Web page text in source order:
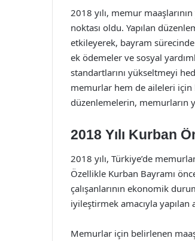
2018 yılı, memur
noktası oldu. Yapılan
etkileyerek, bayram sürecinde
ek ödemeler ve sosyal
standartlarını yükseltmeyi
memurlar hem de aileleri için
düzenlemelerin, memurların
2018 Yılı Kurban
2018 yılı, Türkiye’de
Özellikle Kurban Bayramı
çalışanlarının ekonomik
iyileştirmek amacıyla
Memurlar için belirlenen